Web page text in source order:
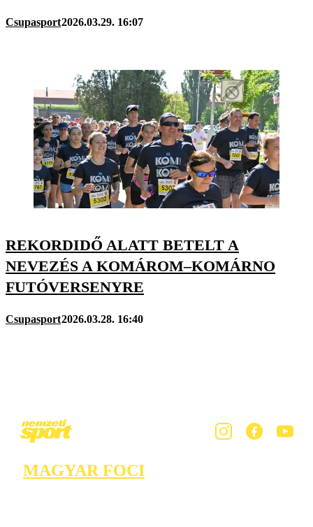
Csupasport2026.03.29. 16:07
REKORDIDŐ ALATT BETELT A
NEVEZÉS A KOMÁROM–KOMÁRNO
FUTÓVERSENYRE
Csupasport2026.03.28. 16:40
MAGYAR FOCI